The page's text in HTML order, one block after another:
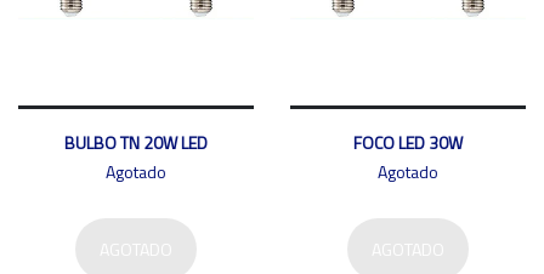
BULBO TN 20W LED
Agotado
FOCO LED 30W
Agotado